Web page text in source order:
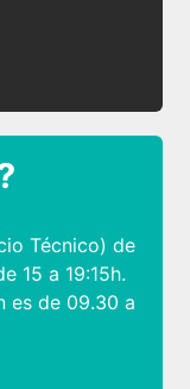
Técnico) de
15 a 19:15h.
es de 09.30 a